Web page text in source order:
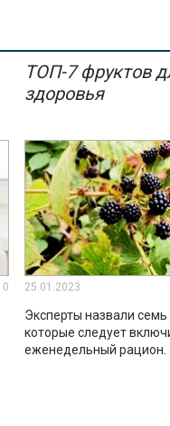
0
ТОП-7 фруктов
здоровья
25.01.2023
Эксперты назвали семь
которые следует
еженедельный рацион.